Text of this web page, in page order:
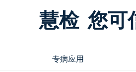
慧检 您可
专病应用